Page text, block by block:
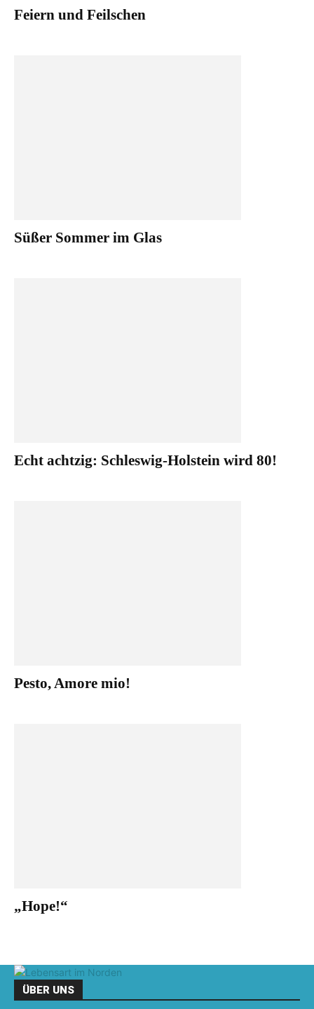
Feiern und Feilschen
Süßer Sommer im Glas
Echt achtzig: Schleswig-Holstein wird 80!
Pesto, Amore mio!
„Hope!“
ÜBER UNS